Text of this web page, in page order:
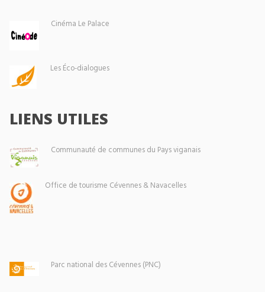
Cinéma Le Palace
Les Éco-dialogues
LIENS UTILES
Communauté de communes du Pays viganais
Office de tourisme Cévennes & Navacelles
Parc national des Cévennes (PNC)